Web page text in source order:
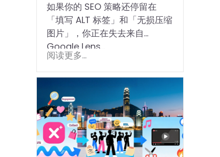
如果你的 SEO 策略还停留在
「填写 ALT 标签」和「无损压缩
图片」，你正在失去来自
Google Lens…
阅读更多...